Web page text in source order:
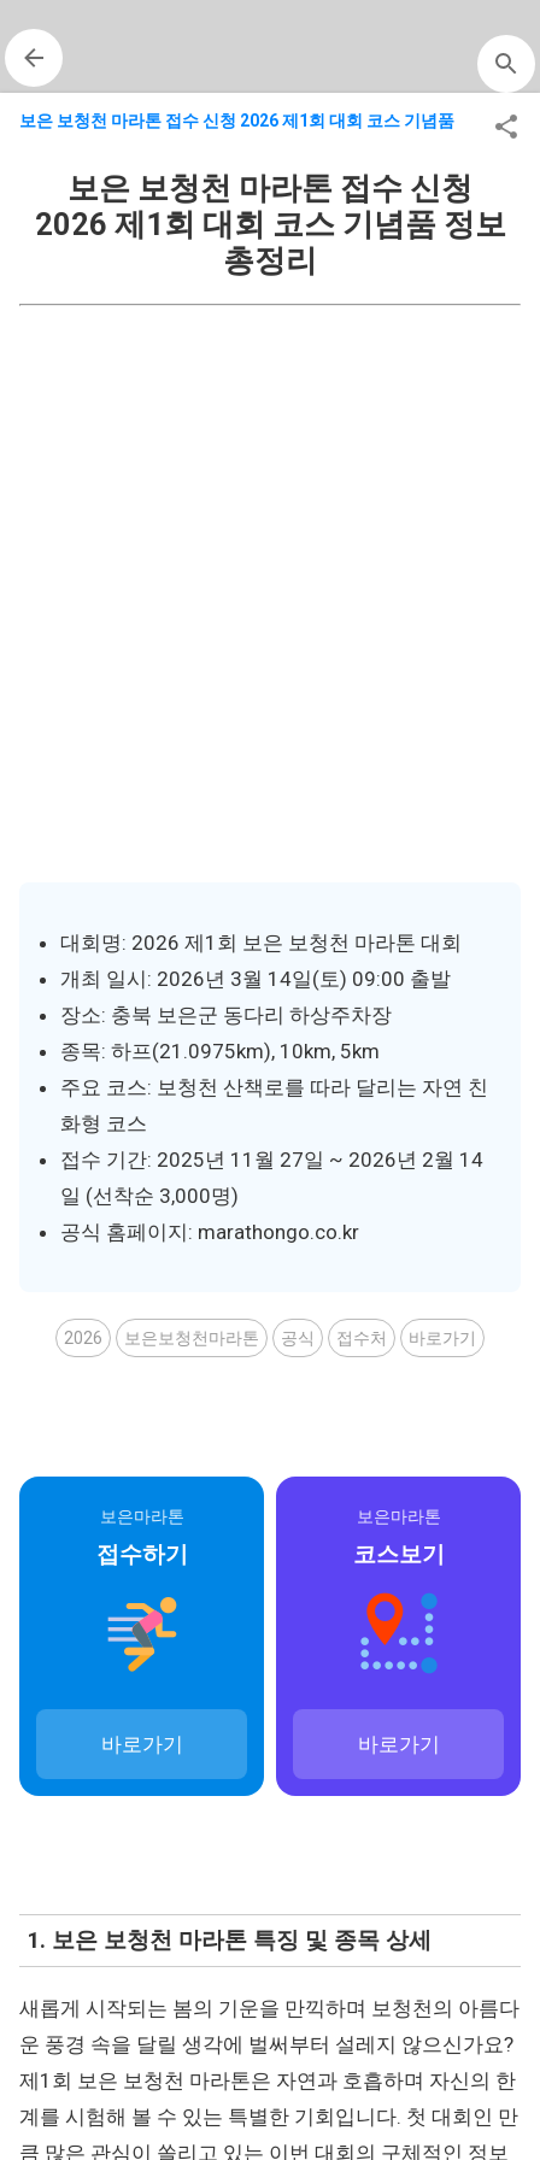
보은 보청천 마라톤 접수 신청 2026 제1회 대회 코스 기념품
보은 보청천 마라톤 접수 신청
2026 제1회 대회 코스 기념품 정보
총정리
대회명: 2026 제1회 보은 보청천 마라톤 대회
개최 일시: 2026년 3월 14일(토) 09:00 출발
장소: 충북 보은군 동다리 하상주차장
종목: 하프(21.0975km), 10km, 5km
주요 코스: 보청천 산책로를 따라 달리는 자연 친
화형 코스
접수 기간: 2025년 11월 27일 ~ 2026년 2월 14
일 (선착순 3,000명)
공식 홈페이지: marathongo.co.kr
2026 보은보청천마라톤 공식 접수처 바로가기
보은마라톤
접수하기
바로가기
보은마라톤
코스보기
바로가기
1. 보은 보청천 마라톤 특징 및 종목 상세
새롭게 시작되는 봄의 기운을 만끽하며 보청천의 아름다
운 풍경 속을 달릴 생각에 벌써부터 설레지 않으신가요?
제1회 보은 보청천 마라톤은 자연과 호흡하며 자신의 한
계를 시험해 볼 수 있는 특별한 기회입니다. 첫 대회인 만
큼 많은 관심이 쏠리고 있는 이번 대회의 구체적인 정보